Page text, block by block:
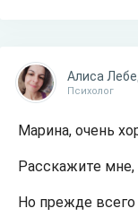
Алиса
Психолог
Марина, очень
Расскажите мне,
Но прежде